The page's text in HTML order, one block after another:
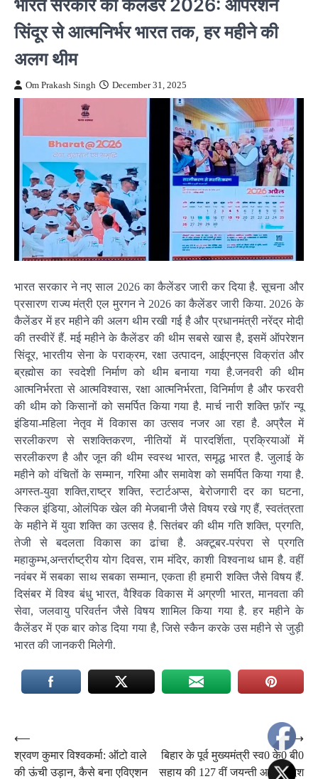
सिंदूर से आत्मनिर्भर भारत तक, हर महीने की
अलग थीम
Om Prakash Singh December 31, 2025
भारत सरकार ने नए साल 2026 का कैलेंडर जारी कर दिया है. सूचना और
प्रसारण राज्य मंत्री एल मुरगन ने 2026 का कैलेंडर जारी किया. 2026 के
कैलेंडर में हर महीने की अलग थीम रखी गई है और प्रधानमंत्री नरेंद्र मोदी
की तस्वीरें हैं. मई महीने के कैलेंडर की थीम सबसे खास है, इसमें ऑपरेशन
सिंदूर, भारतीय सेना के पराक्रम, रक्षा उत्पादन, आईएनएस विक्रांत और
ब्रह्मोस का स्वदेशी निर्माण को थीम बनाया गया है.जनवरी की थीम
आत्मनिर्भरता से आत्मविश्वास, रक्षा आत्मनिर्भरता, विनिर्माण है और फरवरी
की थीम को किसानों को समर्पित किया गया है. मार्च नारी शक्ति फ़ॉर न्यू
इंडिया-महिला नेतृव में विकास का उत्सव नजर आ रहा है. अप्रैल में
सरलीकरण से सशक्तिकरण, नीतियों में पारदर्शिता, प्रक्रियाओं में
सरलीकरण है और जून की थीम स्वस्थ भारत, समृद्ध भारत है. जुलाई के
महीने को वंचितों के सम्मान, गरिमा और समावेश को समर्पित किया गया है.
अगस्त-युवा शक्ति,राष्ट्र शक्ति, स्टार्टअप्स, बेरोजगारी दर का घटना,
स्किल इंडिया, ओलंपिक खेल की मेजबानी जैसे विषय रखे गए हैं, स्वतंत्रता
के महीने में युवा शक्ति का उत्सव है. सितंबर की थीम गति शक्ति, प्रगति,
तेजी से बदलता विकास का ढांचा है. अक्टूबर-परंपरा से प्रगति
महाकुम्भ,अन्तर्राष्ट्रीय योग दिवस, राम मंदिर, काशी विश्वनाथ धाम है. वहीं
नवंबर में सबका साथ सबका सम्मान, एकता ही हमारी शक्ति जैसे विषय हैं.
दिसंबर में विश्व बंधु भारत, वैश्विक विकास में अग्रणी भारत, मानवता की
सेवा, जलवायु परिवर्तन जैसे विषय शामिल किया गया है. हर महीने के
कैलेंडर में एक बार कोड दिया गया है, जिसे स्कैन करके उस महीने से जुड़ी
भारत की जानकरी मिलेगी.
Post
navigation
⟵
श्रवण कुमार विश्वकर्मा: ऑटो वाले
की ऊंची उड़ान, कैसे बना एविएशन
बिहार के पूर्व मुख्यमंत्री स्व0 के0 बी0
सहाय की 127 वीं जयन्ती आज प्रदेश
⟶